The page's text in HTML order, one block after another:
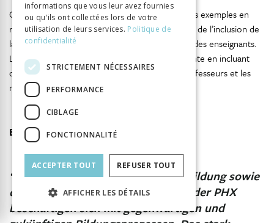
Continuons notre discussion autour de quelques exemples en
regardant qui devrait éventuellement bénéficier de l’inclusion de
la science et de la recherche dans la formation des enseignants.
L’exemple 2 contextualise la discussion précédente en incluant
d’autres acteurs dans l’équation, à savoir les professeurs et les
managers des institutions de formation.
Exemple 2
“Die Grundausbildung, die Weiterbildung sowie
die Forschung und Entwicklung an der PHX
beschäftigen sich mit gegenwärtigen und
informations que vous leur avez fournies
ou qu'ils ont collectées lors de votre
utilisation de leurs services. Politique de
confidentialité
STRICTEMENT NÉCESSAIRES
PERFORMANCE
CIBLAGE
FONCTIONNALITÉ
ACCEPTER TOUT REFUSER TOUT
AFFICHER LES DÉTAILS